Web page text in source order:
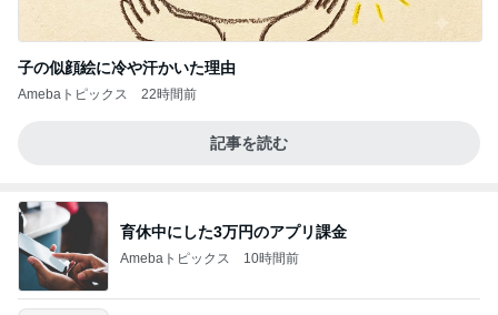
子の似顔絵に冷や汗かいた理由
Amebaトピックス 22時間前
記事を読む
育休中にした3万円のアプリ課金
Amebaトピックス 10時間前